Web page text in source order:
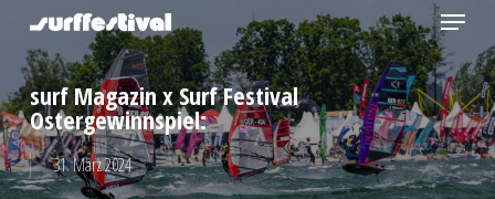
main
content
Menu
surf Magazin x Surf Festival
Ostergewinnspiel:
31. März 2024
Close
Menu